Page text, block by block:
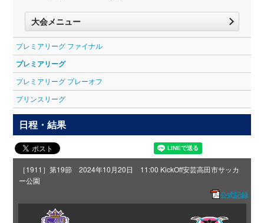
大会メニュー
プレミアリーグ ファイナル
プレミアリーグ
プレミアリーグ プレーオフ
プリンスリーグ
日程・結果
［1911］第19節 2024年10月20日 11:00 KickOff安芸高田市サッカ
ー公園
公式記録